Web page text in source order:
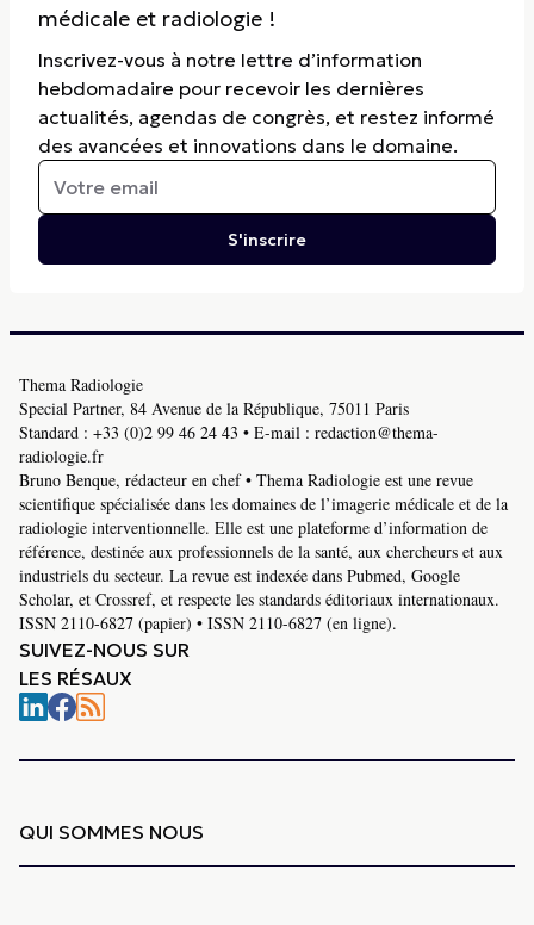
médicale et radiologie !
Inscrivez-vous à notre lettre d’information
hebdomadaire pour recevoir les dernières
actualités, agendas de congrès, et restez informé
des avancées et innovations dans le domaine.
S'inscrire
Thema Radiologie
Special Partner, 84 Avenue de la République, 75011 Paris
Standard : +33 (0)2 99 46 24 43 • E-mail : redaction@thema-
radiologie.fr
Bruno Benque, rédacteur en chef • Thema Radiologie est une revue
scientifique spécialisée dans les domaines de l’imagerie médicale et de la
radiologie interventionnelle. Elle est une plateforme d’information de
référence, destinée aux professionnels de la santé, aux chercheurs et aux
industriels du secteur. La revue est indexée dans Pubmed, Google
Scholar, et Crossref, et respecte les standards éditoriaux internationaux.
ISSN 2110-6827 (papier) • ISSN 2110-6827 (en ligne).
SUIVEZ-NOUS SUR
LES RÉSAUX
QUI SOMMES NOUS